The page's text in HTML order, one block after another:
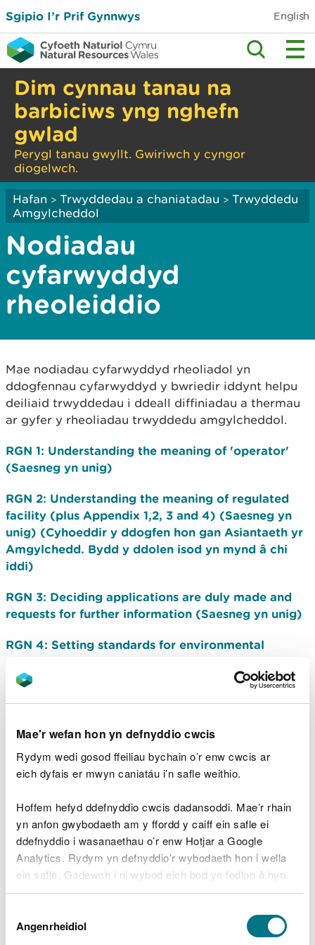
Mae'r wefan hon yn defnyddio cwcis
Rydym wedi gosod ffeiliau bychain o’r enw cwcis ar
eich dyfais er mwyn caniatáu i’n safle weithio.
Hoffem hefyd ddefnyddio cwcis dadansoddi. Mae’r rhain
yn anfon gwybodaeth am y ffordd y caiff ein safle ei
ddefnyddio i wasanaethau o’r enw Hotjar a Google
Analytics. Rydym yn defnyddio’r wybodaeth hon i wella
ein safle. Gadewch i ni wybod eich bod yn fodlon â hyn.
Byddwn yn defnyddio cwci i gadw eich dewis.
Gellirdarllen mwy am ein cwcis cyn i chi ddewis.
Caniatâd
Angenrheidiol
Sgipio I’r Prif Gynnwys English
Dim cynnau tanau na
barbiciws yng nghefn
gwlad
Perygl tanau gwyllt. Gwiriwch y cyngor
diogelwch.
Hafan > Trwyddedau a chaniatadau > Trwyddedu
Amgylcheddol
Nodiadau
cyfarwyddyd
rheoleiddio
Mae nodiadau cyfarwyddyd rheoliadol yn
ddogfennau cyfarwyddyd y bwriedir iddynt helpu
deiliaid trwyddedau i ddeall diffiniadau a thermau
ar gyfer y rheoliadau trwyddedu amgylcheddol.
RGN 1: Understanding the meaning of 'operator'
(Saesneg yn unig)
RGN 2: Understanding the meaning of regulated
facility (plus Appendix 1,2, 3 and 4) (Saesneg yn
unig) (Cyhoeddir y ddogfen hon gan Asiantaeth yr
Amgylchedd. Bydd y ddolen isod yn mynd â chi
iddi)
RGN 3: Deciding applications are duly made and
requests for further information (Saesneg yn unig)
RGN 4: Setting standards for environmental
RGN 5: Cymhwysedd gweithredwr
combustion (Saesneg yn unig)
RGN 9: Surrender (Saesneg yn unig)
RGN 10: Dealing with the death, financial
difficulties or striking off of an operator (Saesneg
yn unig)
RGN 11: Enforcement powers (Saesneg yn unig)
RGN 12: Statutory periodic permit reviews